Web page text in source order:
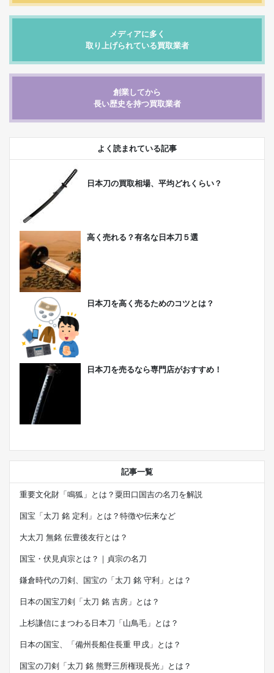
メディアに多く
取り上げられている買取業者
創業してから
長い歴史を持つ買取業者
よく読まれている記事
日本刀の買取相場、平均どれくらい？
高く売れる？有名な日本刀５選
日本刀を高く売るためのコツとは？
日本刀を売るなら専門店がおすすめ！
記事一覧
重要文化財「鳴狐」とは？粟田口国吉の名刀を解説
国宝「太刀 銘 定利」とは？特徴や伝来など
大太刀 無銘 伝豊後友行とは？
国宝・伏見貞宗とは？｜貞宗の名刀
鎌倉時代の刀剣、国宝の「太刀 銘 守利」とは？
日本の国宝刀剣「太刀 銘 吉房」とは？
上杉謙信にまつわる日本刀「山鳥毛」とは？
日本の国宝、「備州長船住長重 甲戌」とは？
国宝の刀剣「太刀 銘 熊野三所権現長光」とは？